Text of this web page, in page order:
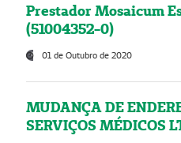
Prestador Mosaicum
(51004352-0)
01 de Outubro de 2020
MUDANÇA DE
SERVIÇOS MÉDICOS